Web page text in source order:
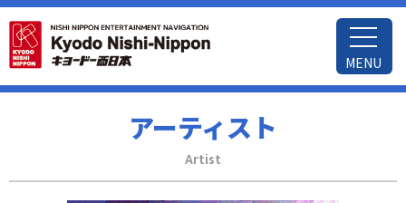
MENU
アーティスト
Artist